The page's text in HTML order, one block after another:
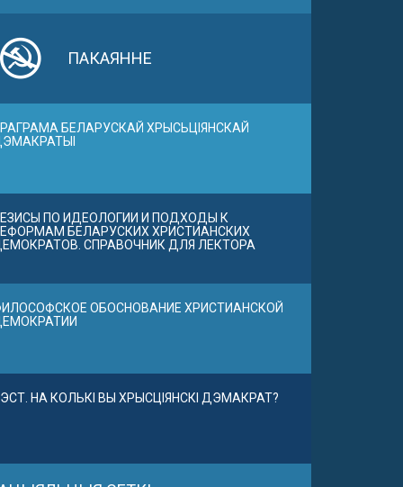
ПАКАЯННЕ
БЕЛАРУСКАЙ ХРЫСЬЦІЯНСКАЙ
ПО ИДЕОЛОГИИ И ПОДХОДЫ К
БЕЛАРУСКИХ ХРИСТИАНСКИХ
СПРАВОЧНИК ДЛЯ ЛЕКТОРА
ОБОСНОВАНИЕ ХРИСТИАНСКОЙ
НА КОЛЬКІ ВЫ ХРЫСЦІЯНСКІ ДЭМАКРАТ?